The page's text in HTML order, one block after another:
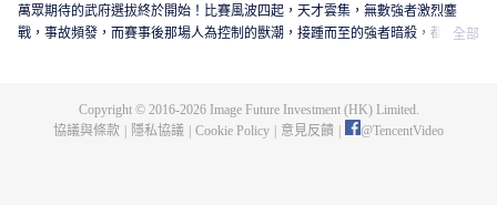
萬眾期待的武府選拔終於開始！比賽風波四起，天才雲集，無數強者激烈鏖
戰，事故頻發，而賽事後那場人為控制的獸潮，接踵而至的強者暗殺，都顯示
全部
Copyright © 2016-2026Image Future Investment (HK) Limited.
協議與條款
隱私協議 Cookie Policy 意見反饋 @TencentVideo